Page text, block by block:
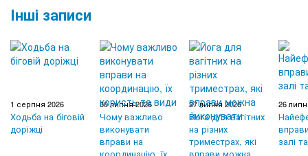
Інші записи
1 серпня 2026
Ходьба на біговій
доріжці
30 липня 2026
Чому важливо
виконувати
вправи на
координацію, їх
27 липня 2026
Йога для вагітних
на різних
триместрах, які
вправи можна
26
залі